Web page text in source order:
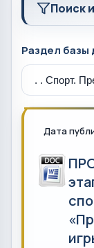
Поиск
Раздел базы
Дата